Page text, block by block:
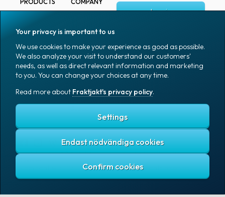
Marking
Packaging
Packaging
accessories
Office goods
Media
Coworkers
Job & career
News archive
Blog
Log in
Sign up
English (US)
Fraktjakt's privacy policy
Terms and conditions
Copyright © 2007 – 2026 Fraktjakt AB. All rights reserved.
Your privacy is important to us
We use cookies to make your experience as good as possible.
We also analyze your visit to understand our customers'
needs, as well as direct relevant information and marketing
to you. You can change your choices at any time.
Read more about Fraktjakt's privacy policy.
Settings
Endast nödvändiga cookies